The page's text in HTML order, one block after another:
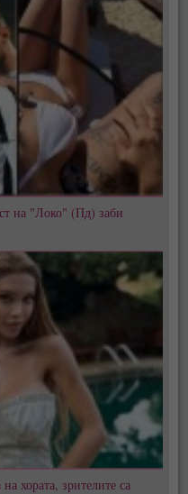
на "Локо" (Пд) заби
хората, зрителите са